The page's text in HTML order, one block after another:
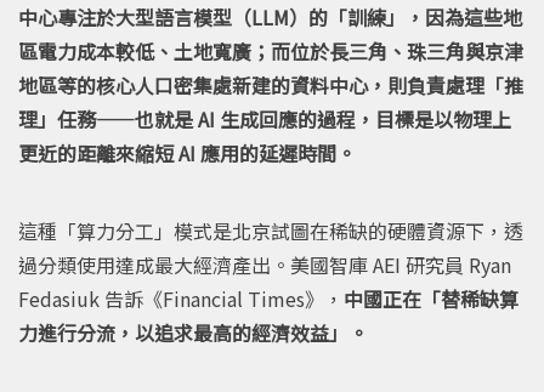
中心專注於大型語言模型（LLM）的「訓練」，因為這些地
區電力成本較低、土地寬廣；而位於長三角、珠三角與京津
地區等的核心人口密集處新建的資料中心，則負責處理「推
理」任務——也就是 AI 生成回應的過程，目標是以物理上
更近的距離來縮短 AI 應用的延遲時間。
這種「算力分工」模式是北京試圖在稀缺的硬體資源下，透
過分類使用達成最大經濟產出。美國智庫 AEI 研究員 Ryan
Fedasiuk 告訴《Financial Times》， 中國正在「替稀缺算
力進行分流，以追求最高的經濟效益」。